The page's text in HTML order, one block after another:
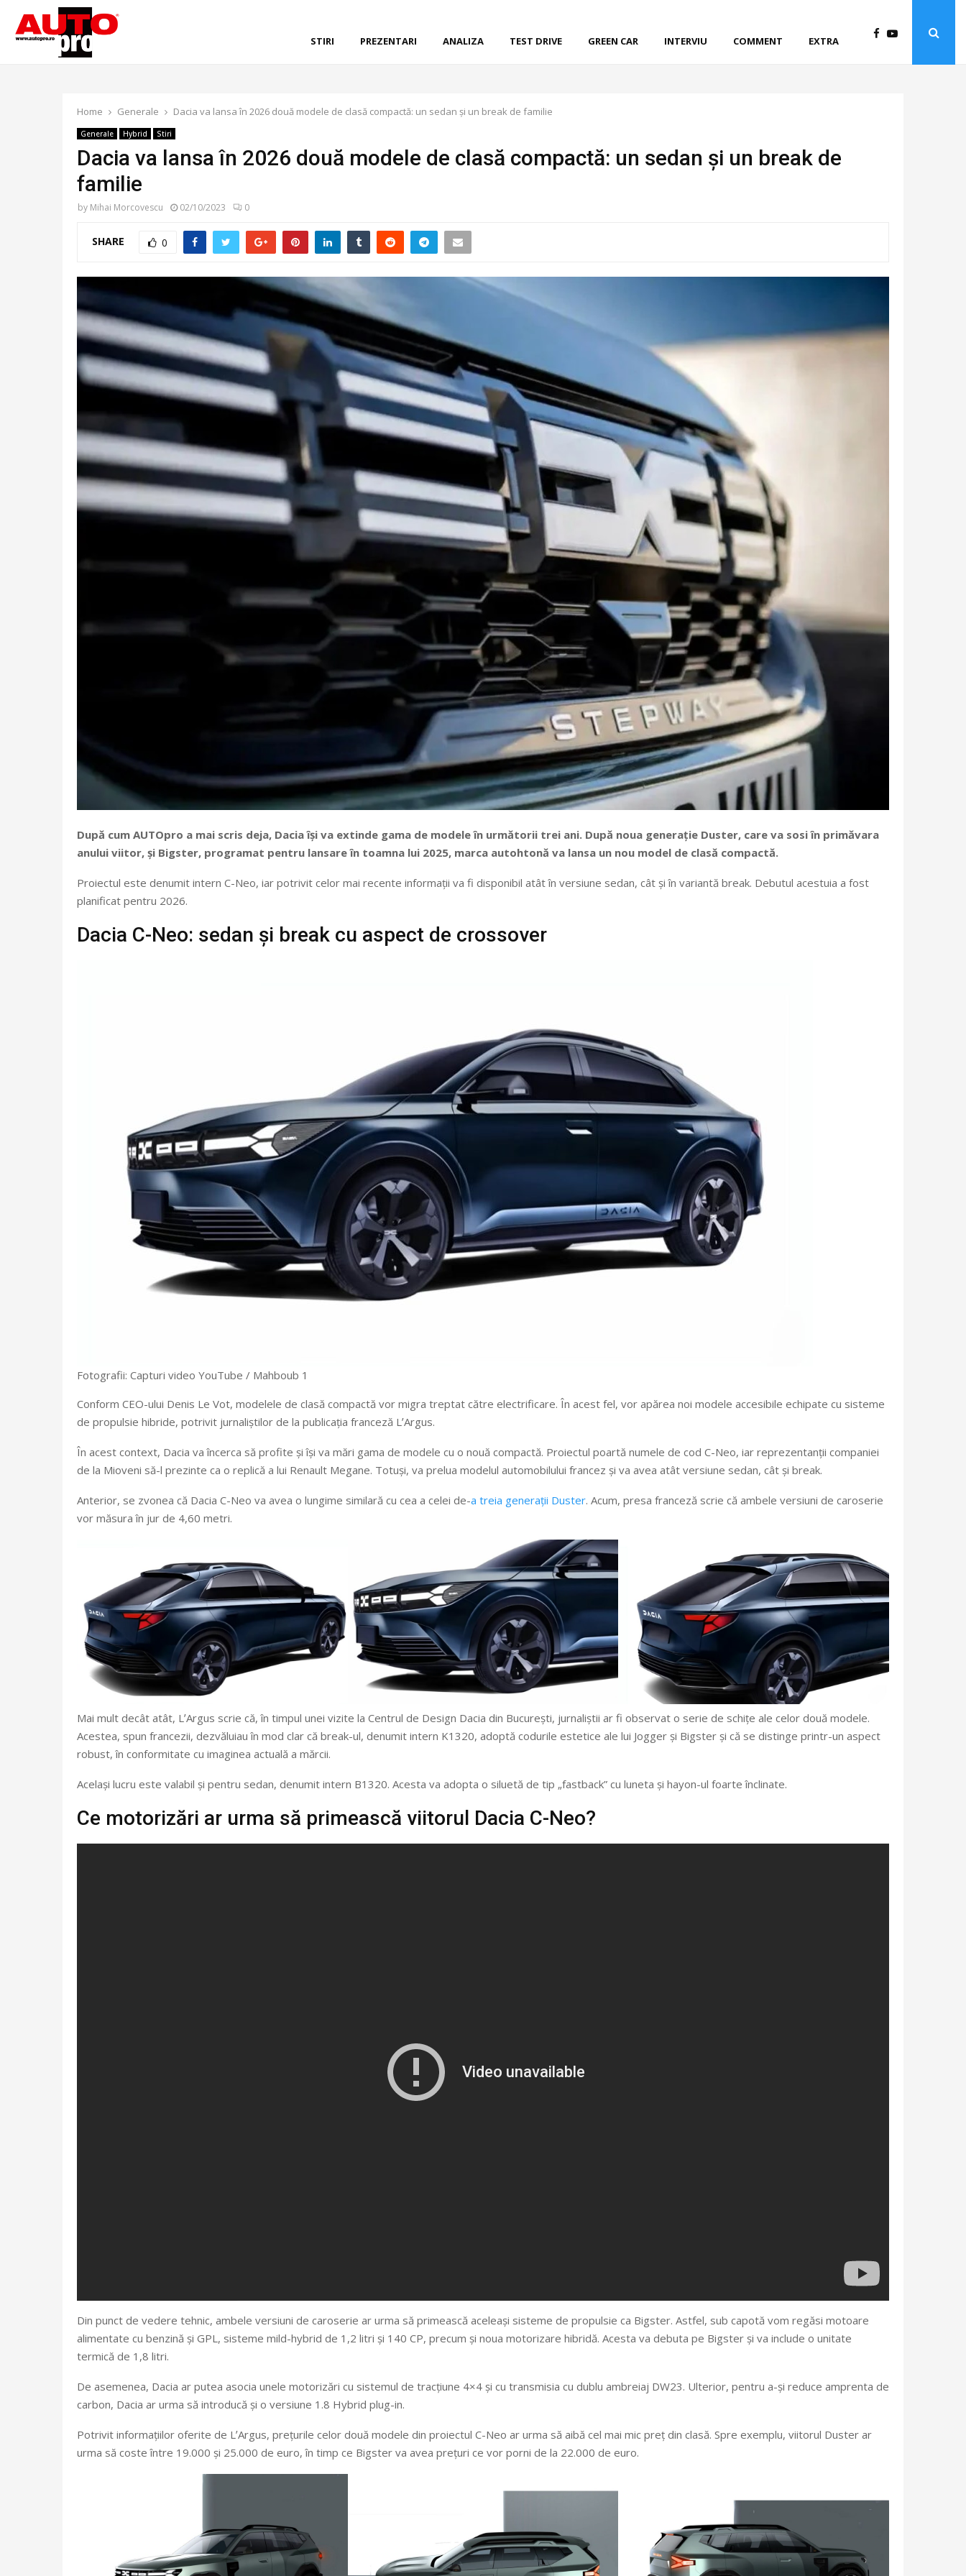
STIRI PREZENTARI ANALIZA TEST DRIVE GREEN CAR INTERVIU COMMENT EXTRA
Home Generale Dacia va lansa în 2026 două modele de clasă compactă: un sedan și un break de familie
Generale Hybrid Stiri
Dacia va lansa în 2026 două modele de clasă compactă: un sedan și un break de
familie
by Mihai Morcovescu 02/10/2023 0
SHARE 0
După cum AUTOpro a mai scris deja, Dacia își va extinde gama de modele în următorii trei ani. După noua generație Duster, care va sosi în primăvara
anului viitor, și Bigster, programat pentru lansare în toamna lui 2025, marca autohtonă va lansa un nou model de clasă compactă.
Proiectul este denumit intern C-Neo, iar potrivit celor mai recente informații va fi disponibil atât în versiune sedan, cât și în variantă break. Debutul acestuia a fost
planificat pentru 2026.
Dacia C-Neo: sedan și break cu aspect de crossover
Fotografii: Capturi video YouTube / Mahboub 1
Conform CEO-ului Denis Le Vot, modelele de clasă compactă vor migra treptat către electrificare. În acest fel, vor apărea noi modele accesibile echipate cu sisteme
de propulsie hibride, potrivit jurnaliștilor de la publicația franceză LʼArgus.
În acest context, Dacia va încerca să profite și își va mări gama de modele cu o nouă compactă. Proiectul poartă numele de cod C-Neo, iar reprezentanții companiei
de la Mioveni să-l prezinte ca o replică a lui Renault Megane. Totuși, va prelua modelul automobilului francez și va avea atât versiune sedan, cât și break.
Anterior, se zvonea că Dacia C-Neo va avea o lungime similară cu cea a celei de-a treia generații Duster. Acum, presa franceză scrie că ambele versiuni de caroserie
vor măsura în jur de 4,60 metri.
Mai mult decât atât, LʼArgus scrie că, în timpul unei vizite la Centrul de Design Dacia din București, jurnaliștii ar fi observat o serie de schițe ale celor două modele.
Acestea, spun francezii, dezvăluiau în mod clar că break-ul, denumit intern K1320, adoptă codurile estetice ale lui Jogger și Bigster și că se distinge printr-un aspect
robust, în conformitate cu imaginea actuală a mărcii.
Același lucru este valabil și pentru sedan, denumit intern B1320. Acesta va adopta o siluetă de tip „fastback” cu luneta și hayon-ul foarte înclinate.
Ce motorizări ar urma să primească viitorul Dacia C-Neo?
Din punct de vedere tehnic, ambele versiuni de caroserie ar urma să primească aceleași sisteme de propulsie ca Bigster. Astfel, sub capotă vom regăsi motoare
alimentate cu benzină și GPL, sisteme mild-hybrid de 1,2 litri și 140 CP, precum și noua motorizare hibridă. Acesta va debuta pe Bigster și va include o unitate
termică de 1,8 litri.
De asemenea, Dacia ar putea asocia unele motorizări cu sistemul de tracțiune 4×4 și cu transmisia cu dublu ambreiaj DW23. Ulterior, pentru a-și reduce amprenta de
carbon, Dacia ar urma să introducă și o versiune 1.8 Hybrid plug-in.
Potrivit informațiilor oferite de LʼArgus, prețurile celor două modele din proiectul C-Neo ar urma să aibă cel mai mic preț din clasă. Spre exemplu, viitorul Duster ar
urma să coste între 19.000 și 25.000 de euro, în timp ce Bigster va avea prețuri ce vor porni de la 22.000 de euro.